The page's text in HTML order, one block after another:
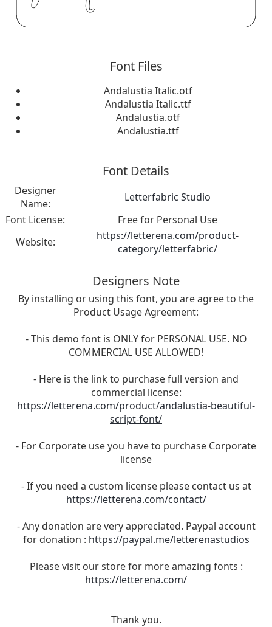
Font Files
Andalustia Italic.otf
Andalustia Italic.ttf
Andalustia.otf
Andalustia.ttf
Font Details
Designer
Name:
Letterfabric Studio
Font License:
Free for Personal Use
Website:
https://letterena.com/product-
category/letterfabric/
Designers Note
By installing or using this font, you are agree to the
Product Usage Agreement:
- This demo font is ONLY for PERSONAL USE. NO
COMMERCIAL USE ALLOWED!
- Here is the link to purchase full version and
commercial license:
https://letterena.com/product/andalustia-beautiful-
script-font/
- For Corporate use you have to purchase Corporate
license
- If you need a custom license please contact us at
https://letterena.com/contact/
- Any donation are very appreciated. Paypal account
for donation : https://paypal.me/letterenastudios
Please visit our store for more amazing fonts :
https://letterena.com/
Thank you.